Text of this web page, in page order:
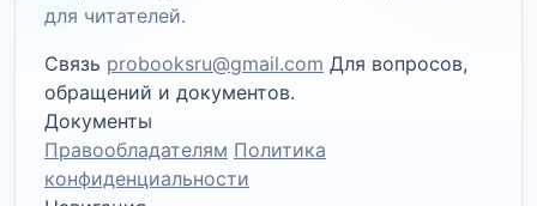
для читателей.
Связь probooksru@gmail.com Для вопросов,
обращений и документов.
Документы
Правообладателям Политика
конфиденциальности